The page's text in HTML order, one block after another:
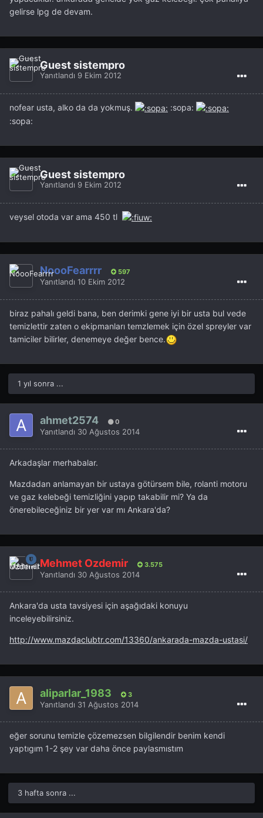
gelirse lpg de devam.
Guest sistempro
Yanıtlandı 9 Ekim 2012
nofear usta, alko da da yokmuş.
:sopa:
:sopa:
Guest sistempro
Yanıtlandı 9 Ekim 2012
veysel otoda var ama 450 tl
NoooFearrrr 597
Yanıtlandı 10 Ekim 2012
biraz pahalı geldi bana, ben derimki gene iyi bir usta bul vede
temizlettir zaten o ekipmanları temzlemek için özel spreyler var
tamiciler bilirler, denemeye değer bence.
1 yıl sonra ...
ahmet2574 0
Yanıtlandı 30 Ağustos 2014
Arkadaşlar merhabalar.
Mazdadan anlamayan bir ustaya götürsem bile, rolanti motoru
ve gaz kelebeği temizliğini yapıp takabilir mi? Ya da
önerebileceğiniz bir yer var mı Ankara'da?
Mehmet Özdemir 3.575
Yanıtlandı 30 Ağustos 2014
Ankara'da usta tavsiyesi için aşağıdaki konuyu
inceleyebilirsiniz.
http://www.mazdaclubtr.com/13360/ankarada-mazda-ustasi/
aliparlar_1983 3
Yanıtlandı 31 Ağustos 2014
eğer sorunu temizle çözemezsen bilgilendir benim kendi
yaptıgım 1-2 şey var daha önce paylasmıstım
3 hafta sonra ...